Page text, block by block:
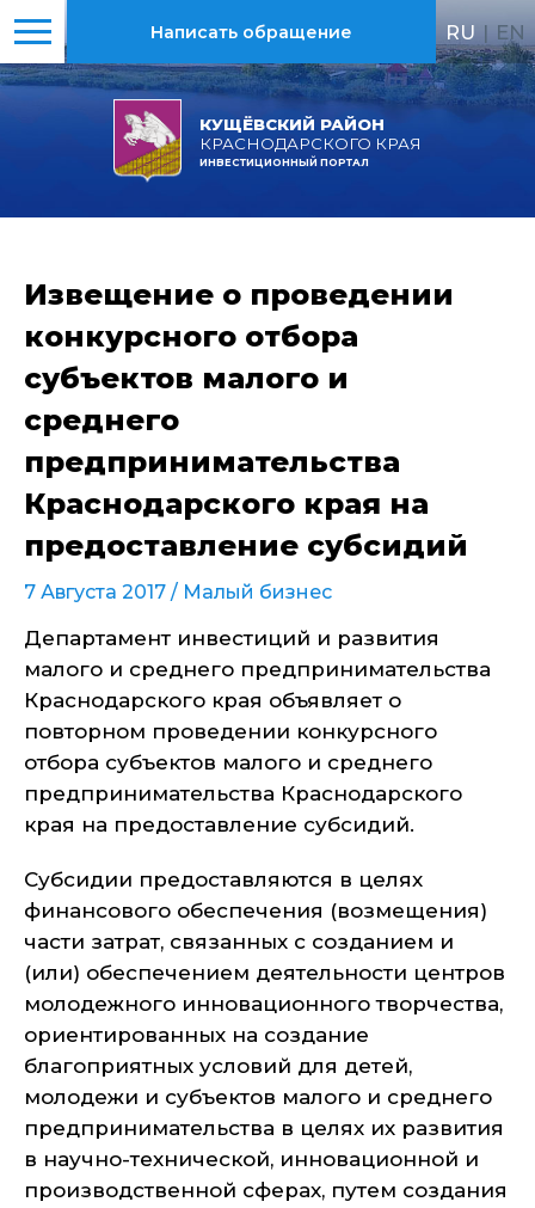
КУЩЁВСКИЙ РАЙОН
КРАСНОДАРСКОГО КРАЯ
ИНВЕСТИЦИОННЫЙ ПОРТАЛ
Написать обращение RU | EN
Извещение о проведении
конкурсного отбора
субъектов малого и
среднего
предпринимательства
Краснодарского края на
предоставление субсидий
7 Августа 2017 / Малый бизнес
Департамент инвестиций и развития
малого и среднего предпринимательства
Краснодарского края объявляет о
повторном проведении конкурсного
отбора субъектов малого и среднего
предпринимательства Краснодарского
края на предоставление субсидий.
Субсидии предоставляются в целях
финансового обеспечения (возмещения)
части затрат, связанных с созданием и
(или) обеспечением деятельности центров
молодежного инновационного творчества,
ориентированных на создание
благоприятных условий для детей,
молодежи и субъектов малого и среднего
предпринимательства в целях их развития
в научно-технической, инновационной и
производственной сферах, путем создания